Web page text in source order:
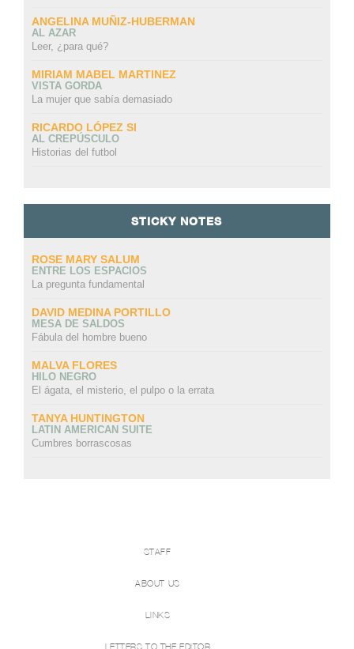
ANGELINA MUÑIZ-HUBERMAN
AL AZAR
Leer, ¿para qué?
MIRIAM MABEL MARTINEZ
VISTA GORDA
La mujer que sabía demasiado
RICARDO LÓPEZ SI
AL CREPÚSCULO
Historias del futbol
STICKY NOTES
ROSE MARY SALUM
ENTRE LOS ESPACIOS
La pregunta fundamental
DAVID MEDINA PORTILLO
MESA DE SALDOS
Fábula del hombre bueno
MALVA FLORES
HILO NEGRO
El ágata, el misterio, el pulpo o la errata
TANYA HUNTINGTON
LATIN AMERICAN SUITE
Cumbres borrascosas
STAFF
ABOUT US
LINKS
LETTERS TO THE EDITOR